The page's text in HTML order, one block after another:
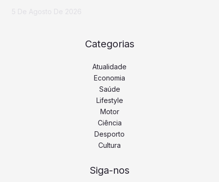
Categorias
Atualidade
Economia
Saúde
Lifestyle
Motor
Ciência
Desporto
Cultura
Siga-nos